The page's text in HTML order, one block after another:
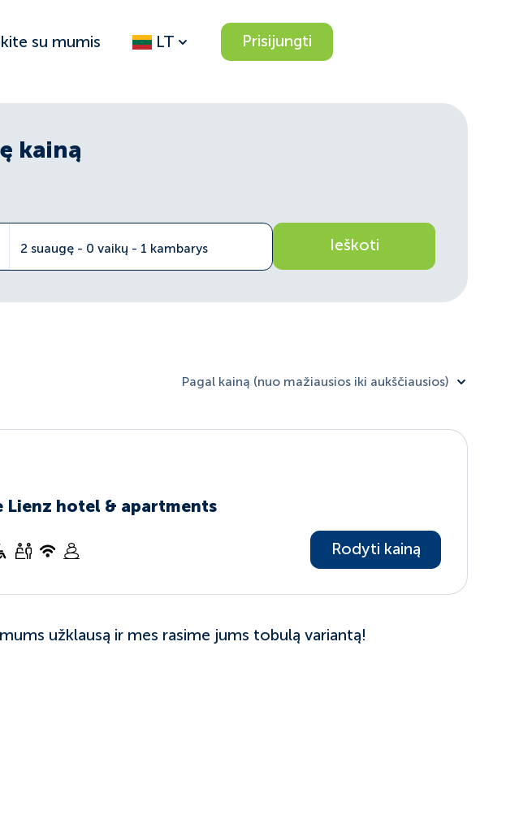
su mumis LT Prisijungti
kainą
2 suaugę - 0 vaikų - 1 kambarys Ieškoti
Pagal kainą (nuo mažiausios iki aukščiausios)
Lienz hotel & apartments
Rodyti kainą
mums užklausą ir mes rasime jums tobulą variantą!